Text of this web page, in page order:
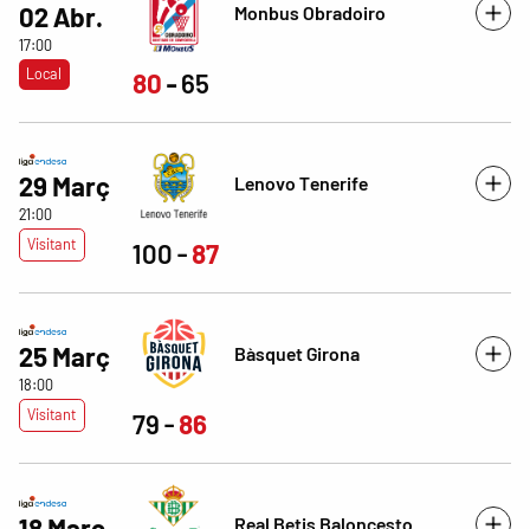
02 Abr.
17:00
Local
Monbus Obradoiro
80 65
29 Març
21:00
Visitant
Lenovo Tenerife
100 87
25 Març
18:00
Visitant
Bàsquet Girona
79 86
Real Betis Baloncesto